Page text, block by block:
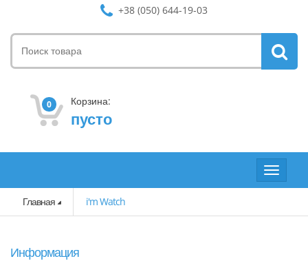
+38 (050) 644-19-03
0 Корзина:
пусто
Toggle
Главная
i'm Watch
Информация